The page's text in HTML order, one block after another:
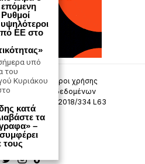
Απορρήτου
Όροι χρήσης
προσωπικών δεδομένων
-σύσταση (ΕΕ) 2018/334 L63
242033
Ρυθμοί
ΕΕ στο
υπό
του
Κυριάκου
κατά
τα
–
τους